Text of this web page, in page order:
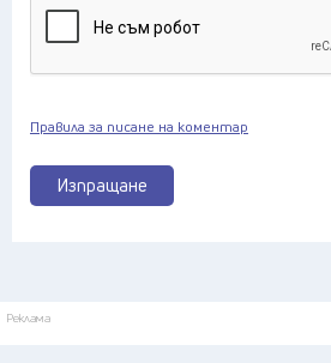
Изпращане
Правила за писане на коментар
Реклама